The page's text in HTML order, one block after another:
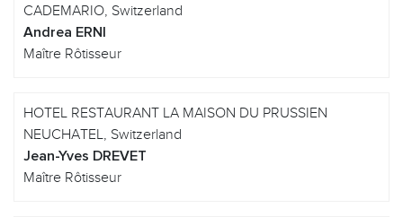
CADEMARIO, Switzerland
Andrea ERNI
Maître Rôtisseur
HOTEL RESTAURANT LA MAISON DU PRUSSIEN
NEUCHATEL, Switzerland
Jean-Yves DREVET
Maître Rôtisseur